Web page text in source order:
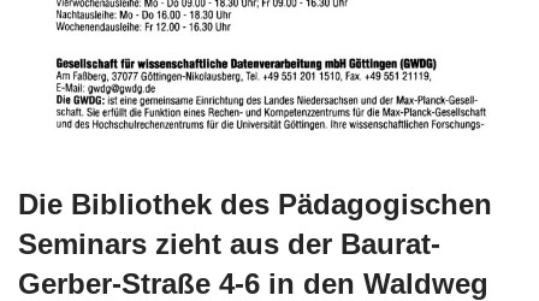
Die Bibliothek des Pädagogischen
Seminars zieht aus der Baurat-
Gerber-Straße 4-6 in den Waldweg